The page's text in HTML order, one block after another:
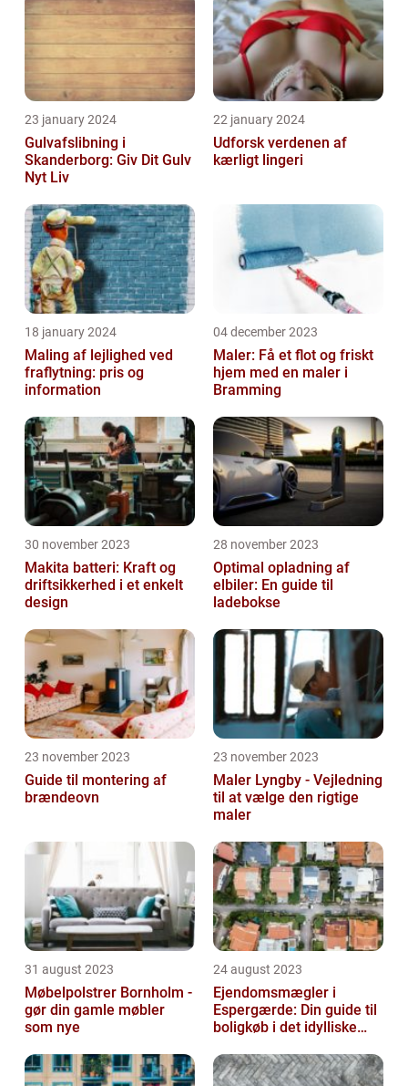
23 january 2024
Gulvafslibning i
Skanderborg: Giv Dit Gulv
Nyt Liv
22 january 2024
Udforsk verdenen af
kærligt lingeri
18 january 2024
Maling af lejlighed ved
fraflytning: pris og
information
04 december 2023
Maler: Få et flot og friskt
hjem med en maler i
Bramming
30 november 2023
Makita batteri: Kraft og
driftsikkerhed i et enkelt
design
28 november 2023
Optimal opladning af
elbiler: En guide til
ladebokse
23 november 2023
Guide til montering af
brændeovn
23 november 2023
Maler Lyngby - Vejledning
til at vælge den rigtige
maler
31 august 2023
Møbelpolstrer Bornholm -
gør din gamle møbler
som nye
24 august 2023
Ejendomsmægler i
Espergærde: Din guide til
boligkøb i det idylliske